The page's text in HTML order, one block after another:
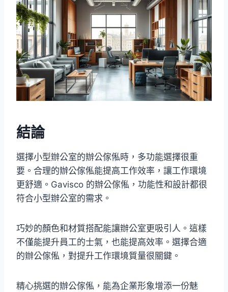
結論
選擇小型辦公室的辦公傢俬時，多功能選擇很重
要。合理的辦公傢俬能提高工作效率，讓工作環境
更舒適。Gavisco 的辦公傢俬，功能性和設計都很
符合小型辦公室的需求。
巧妙的顏色和材質搭配能讓辦公室更吸引人。這樣
不僅能提升員工的士氣，也能提高效率。選擇合適
的辦公傢俬，對提升工作環境質量很關鍵。
精心挑選的辦公傢俬，能為企業形象增添一份魅